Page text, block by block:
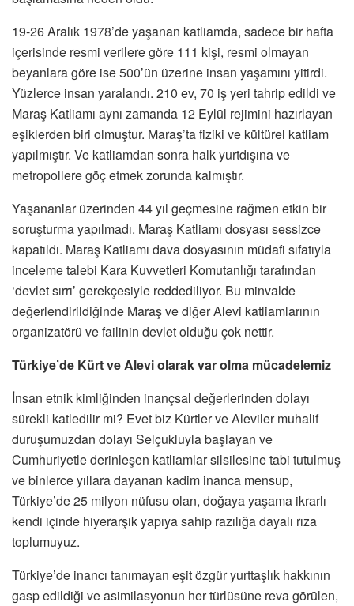
19-26 Aralık 1978’de yaşanan katliamda, sadece bir hafta
içerisinde resmi verilere göre 111 kişi, resmi olmayan
beyanlara göre ise 500’ün üzerine insan yaşamını yitirdi.
Yüzlerce insan yaralandı. 210 ev, 70 iş yeri tahrip edildi ve
Maraş Katliamı aynı zamanda 12 Eylül rejimini hazırlayan
eşiklerden biri olmuştur. Maraş’ta fiziki ve kültürel katliam
yapılmıştır. Ve katliamdan sonra halk yurtdışına ve
metropollere göç etmek zorunda kalmıştır.
Yaşananlar üzerinden 44 yıl geçmesine rağmen etkin bir
soruşturma yapılmadı. Maraş Katliamı dosyası sessizce
kapatıldı. Maraş Katliamı dava dosyasının müdafi sıfatıyla
inceleme talebi Kara Kuvvetleri Komutanlığı tarafından
‘devlet sırrı’ gerekçesiyle reddediliyor. Bu minvalde
değerlendirildiğinde Maraş ve diğer Alevi katliamlarının
organizatörü ve failinin devlet olduğu çok nettir.
Türkiye’de Kürt ve Alevi olarak var olma mücadelemiz
İnsan etnik kimliğinden inançsal değerlerinden dolayı
sürekli katledilir mi? Evet biz Kürtler ve Aleviler muhalif
duruşumuzdan dolayı Selçukluyla başlayan ve
Cumhuriyetle derinleşen katliamlar silsilesine tabi tutulmuş
ve binlerce yıllara dayanan kadim inanca mensup,
Türkiye’de 25 milyon nüfusu olan, doğaya yaşama ikrarlı
kendi içinde hiyerarşik yapıya sahip razılığa dayalı rıza
toplumuyuz.
Türkiye’de inancı tanımayan eşit özgür yurttaşlık hakkının
gasp edildiği ve asimilasyonun her türlüsüne reva görülen,